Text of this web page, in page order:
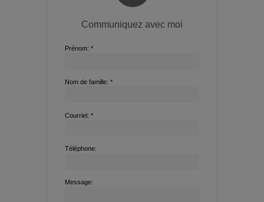
Communiquez avec moi
Prénom: *
Nom de famille: *
Courriel: *
Téléphone:
Message: